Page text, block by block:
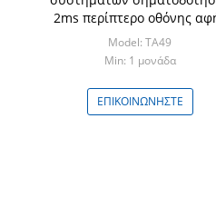
2ms περίπτερο οθόνης
πατωμάτων μόνιμο
Model: TA49
Min: 1 μονάδα
ΕΠΙΚΟΙΝΩΝΉΣΤΕ